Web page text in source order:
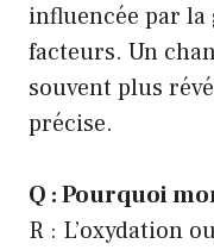
influencée par la
facteurs. Un
souvent plus
précise.
Q : Pourquoi
R : L’oxydation